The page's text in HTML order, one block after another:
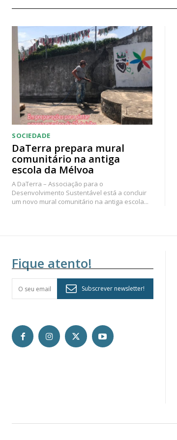
SOCIEDADE
DaTerra prepara mural
comunitário na antiga
escola da Mélvoa
A DaTerra – Associação para o
Desenvolvimento Sustentável está a concluir
um novo mural comunitário na antiga escola...
Fique atento!
Subscrever newsletter!